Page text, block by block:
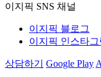
이지픽 SNS 채널
이지픽 블로그
이지픽 인스타그
상담하기 Google Play